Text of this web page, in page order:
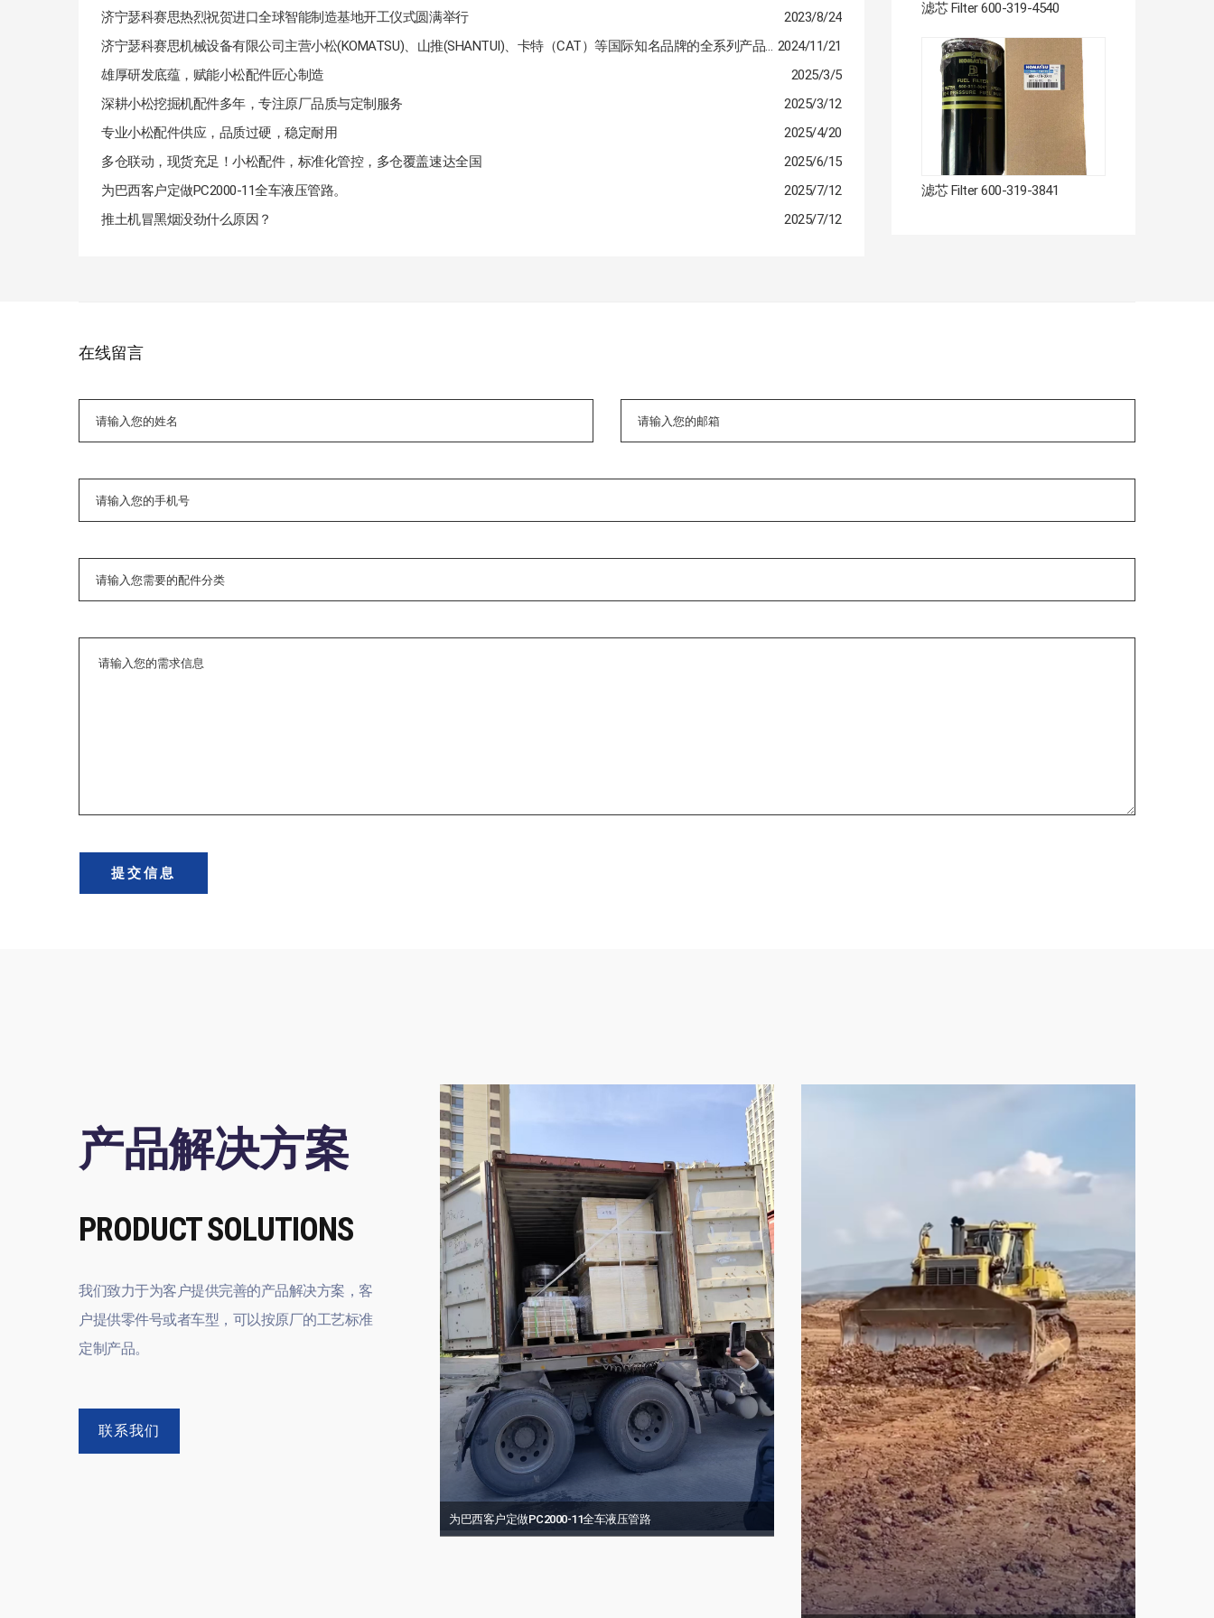
济宁瑟科赛思热烈祝贺进口全球智能制造基地开工仪式圆满举行
2023/8/24
济宁瑟科赛思机械设备有限公司主营小松(KOMATSU)、山推(SHANTUI)、卡特（CAT）等国际知名品牌的全系列产品的零部件 2024/11/21
雄厚研发底蕴，赋能小松配件匠心制造
2025/3/5
深耕小松挖掘机配件多年，专注原厂品质与定制服务
2025/3/12
专业小松配件供应，品质过硬，稳定耐用
2025/4/20
多仓联动，现货充足！小松配件，标准化管控，多仓覆盖速达全国
2025/6/15
为巴西客户定做PC2000-11全车液压管路。
2025/7/12
推土机冒黑烟没劲什么原因？
2025/7/12
滤芯 Filter 600-319-4540
滤芯 Filter 600-319-3841
在线留言
提交信息
产品解决方案
PRODUCT SOLUTIONS
我们致力于为客户提供完善的产品解决方案，客
户提供零件号或者车型，可以按原厂的工艺标准
定制产品。
联系我们
为巴西客户定做PC2000-11全车液压管路